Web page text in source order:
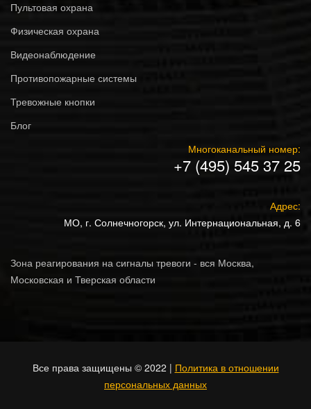
Пультовая охрана
Физическая охрана
Видеонаблюдение
Противопожарные системы
Тревожные кнопки
Блог
Многоканальный номер:
+7 (495) 545 37 25
Адрес:
МО, г. Солнечногорск, ул. Интернациональная, д. 6
Зона реагирования на сигналы тревоги - вся Москва,
Московская и Тверская области
Все права защищены © 2022 | Политика в отношении
персональных данных